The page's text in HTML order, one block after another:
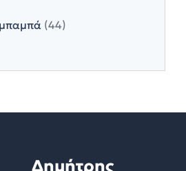
(44)
Δημήτρης